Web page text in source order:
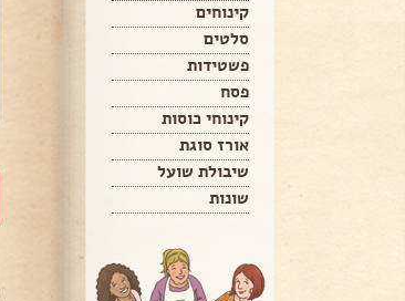
קינוחים
סלטים
פשטידות
פסח
קינוחי כוסות
אורז סוגת
שיבולת שועל
שונות